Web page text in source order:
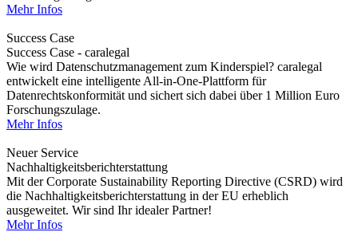
Mehr Infos
Success Case
Success Case - caralegal
Wie wird Datenschutzmanagement zum Kinderspiel? caralegal
entwickelt eine intelligente All-in-One-Plattform für
Datenrechtskonformität und sichert sich dabei über 1 Million Euro
Forschungszulage.
Mehr Infos
Neuer Service
Nachhaltigkeitsberichterstattung
Mit der Corporate Sustainability Reporting Directive (CSRD) wird
die Nachhaltigkeitsberichterstattung in der EU erheblich
ausgeweitet. Wir sind Ihr idealer Partner!
Mehr Infos